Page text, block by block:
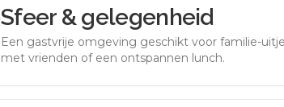
Sfeer & gelegenheid
Een gastvrije omgeving geschikt voor familie-
met vrienden of een ontspannen lunch.